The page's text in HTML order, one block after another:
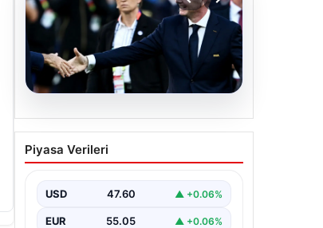
05.08.2026
Ürdün’den FIFA’ya sert
tepki: ‘Şantajdan başka bir
Piyasa Verileri
USD 47.60 ▲ +0.06%
EUR 55.05 ▲ +0.06%